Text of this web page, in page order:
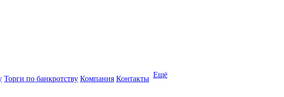
Торги по банкротству Компания Контакты Ещё